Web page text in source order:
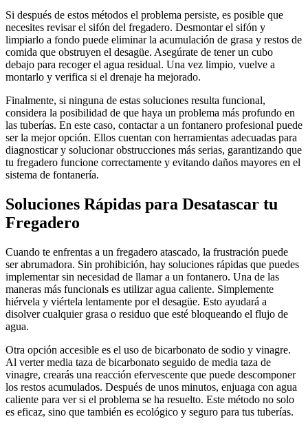
Si después de estos métodos el problema persiste, es posible que
necesites revisar el sifón del fregadero. Desmontar el sifón y
limpiarlo a fondo puede eliminar la acumulación de grasa y restos de
comida que obstruyen el desagüe. Asegúrate de tener un cubo
debajo para recoger el agua residual. Una vez limpio, vuelve a
montarlo y verifica si el drenaje ha mejorado.
Finalmente, si ninguna de estas soluciones resulta funcional,
considera la posibilidad de que haya un problema más profundo en
las tuberías. En este caso, contactar a un fontanero profesional puede
ser la mejor opción. Ellos cuentan con herramientas adecuadas para
diagnosticar y solucionar obstrucciones más serias, garantizando que
tu fregadero funcione correctamente y evitando daños mayores en el
sistema de fontanería.
Soluciones Rápidas para Desatascar tu
Fregadero
Cuando te enfrentas a un fregadero atascado, la frustración puede
ser abrumadora. Sin prohibición, hay soluciones rápidas que puedes
implementar sin necesidad de llamar a un fontanero. Una de las
maneras más funcionals es utilizar agua caliente. Simplemente
hiérvela y viértela lentamente por el desagüe. Esto ayudará a
disolver cualquier grasa o residuo que esté bloqueando el flujo de
agua.
Otra opción accesible es el uso de bicarbonato de sodio y vinagre.
Al verter media taza de bicarbonato seguido de media taza de
vinagre, crearás una reacción efervescente que puede descomponer
los restos acumulados. Después de unos minutos, enjuaga con agua
caliente para ver si el problema se ha resuelto. Este método no solo
es eficaz, sino que también es ecológico y seguro para tus tuberías.